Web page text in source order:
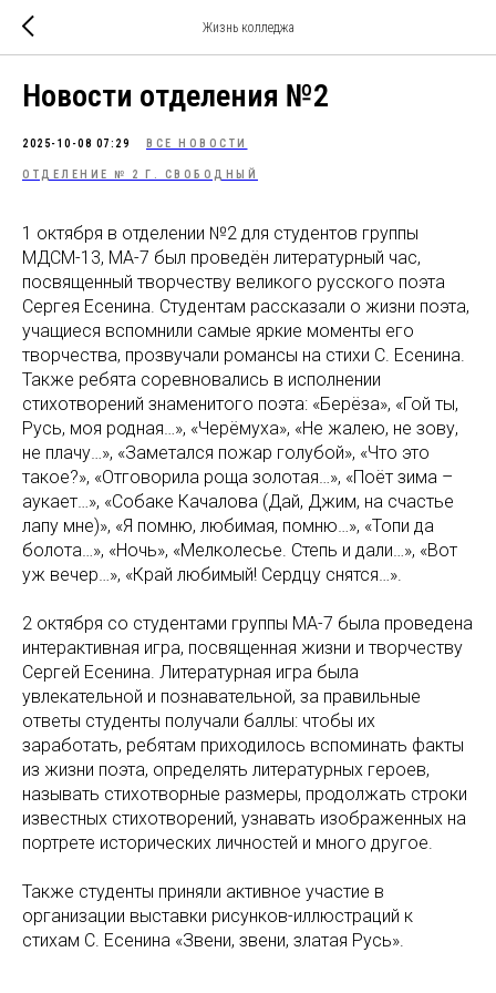
Жизнь колледжа
Новости отделения №2
2025-10-08 07:29 ВСЕ НОВОСТИ
ОТДЕЛЕНИЕ № 2 Г. СВОБОДНЫЙ
1 октября в отделении №2 для студентов группы
МДСМ-13, МА-7 был проведён литературный час,
посвященный творчеству великого русского поэта
Сергея Есенина. Студентам рассказали о жизни поэта,
учащиеся вспомнили самые яркие моменты его
творчества, прозвучали романсы на стихи С. Есенина.
Также ребята соревновались в исполнении
стихотворений знаменитого поэта: «Берёза», «Гой ты,
Русь, моя родная…», «Черёмуха», «Не жалею, не зову,
не плачу…», «Заметался пожар голубой», «Что это
такое?», «Отговорила роща золотая…», «Поёт зима –
аукает…», «Собаке Качалова (Дай, Джим, на счастье
лапу мне)», «Я помню, любимая, помню…», «Топи да
болота…», «Ночь», «Мелколесье. Степь и дали…», «Вот
уж вечер…», «Край любимый! Сердцу снятся…».
2 октября со студентами группы МА-7 была проведена
интерактивная игра, посвященная жизни и творчеству
Сергей Есенина. Литературная игра была
увлекательной и познавательной, за правильные
ответы студенты получали баллы: чтобы их
заработать, ребятам приходилось вспоминать факты
из жизни поэта, определять литературных героев,
называть стихотворные размеры, продолжать строки
известных стихотворений, узнавать изображенных на
портрете исторических личностей и много другое.
Также студенты приняли активное участие в
организации выставки рисунков-иллюстраций к
стихам С. Есенина «Звени, звени, златая Русь».